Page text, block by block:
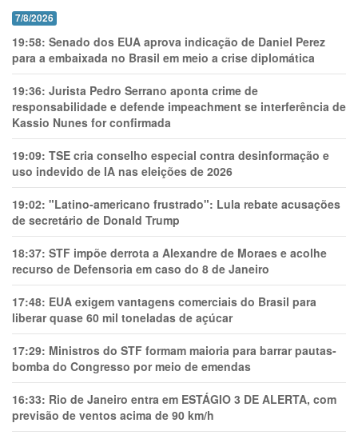
7/8/2026
19:58: Senado dos EUA aprova indicação de Daniel Perez
para a embaixada no Brasil em meio a crise diplomática
19:36: Jurista Pedro Serrano aponta crime de
responsabilidade e defende impeachment se interferência de
Kassio Nunes for confirmada
19:09: TSE cria conselho especial contra desinformação e
uso indevido de IA nas eleições de 2026
19:02: "Latino-americano frustrado": Lula rebate acusações
de secretário de Donald Trump
18:37: STF impõe derrota a Alexandre de Moraes e acolhe
recurso de Defensoria em caso do 8 de Janeiro
17:48: EUA exigem vantagens comerciais do Brasil para
liberar quase 60 mil toneladas de açúcar
17:29: Ministros do STF formam maioria para barrar pautas-
bomba do Congresso por meio de emendas
16:33: Rio de Janeiro entra em ESTÁGIO 3 DE ALERTA, com
previsão de ventos acima de 90 km/h